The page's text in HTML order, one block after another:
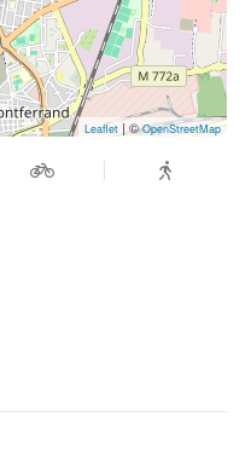
Leaflet | ©OpenStreetMap